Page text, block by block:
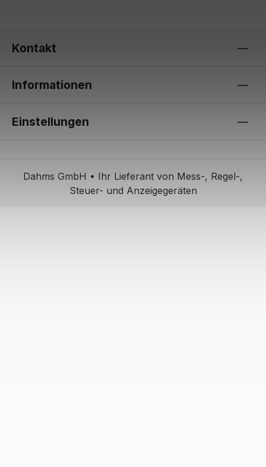
Kontakt
Informationen
Einstellungen
Dahms GmbH • Ihr Lieferant von Mess-, Regel-,
Steuer- und Anzeigegeräten